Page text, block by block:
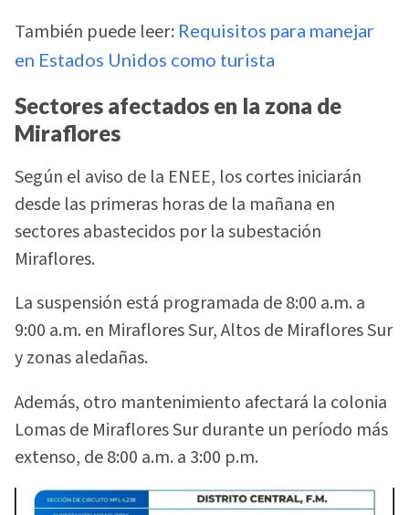
También puede leer: Requisitos para manejar
en Estados Unidos como turista
Sectores afectados en la zona de
Miraflores
Según el aviso de la ENEE, los cortes iniciarán
desde las primeras horas de la mañana en
sectores abastecidos por la subestación
Miraflores.
La suspensión está programada de 8:00 a.m. a
9:00 a.m. en Miraflores Sur, Altos de Miraflores Sur
y zonas aledañas.
Además, otro mantenimiento afectará la colonia
Lomas de Miraflores Sur durante un período más
extenso, de 8:00 a.m. a 3:00 p.m.